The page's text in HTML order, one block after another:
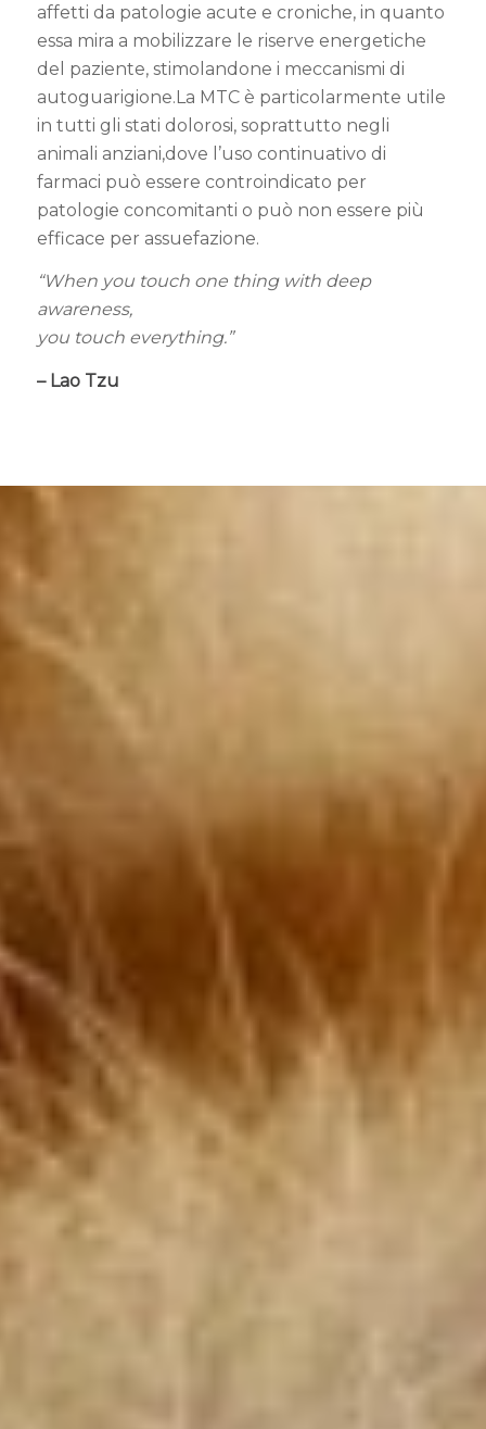
affetti da patologie acute e croniche, in quanto
essa mira a mobilizzare le riserve energetiche
del paziente, stimolandone i meccanismi di
autoguarigione.La MTC è particolarmente utile
in tutti gli stati dolorosi, soprattutto negli
animali anziani,dove l’uso continuativo di
farmaci può essere controindicato per
patologie concomitanti o può non essere più
efficace per assuefazione.
“When you touch one thing with deep
awareness,
you touch everything.”
– Lao Tzu